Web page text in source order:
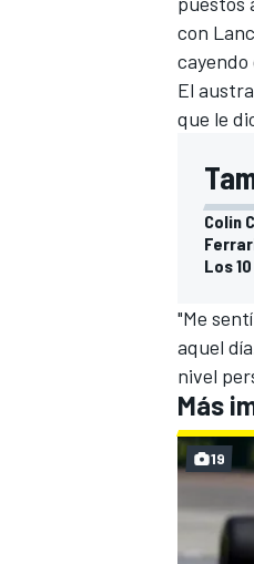
con
cayendo
El
que le
Colin
Los
"Me
aquel
nivel
Más
19